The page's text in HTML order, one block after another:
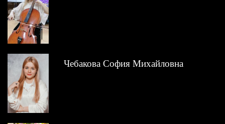
Чебакова София Михайловна